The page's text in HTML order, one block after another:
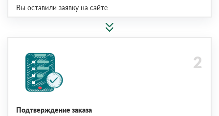
Вы оставили заявку на сайте
Подтверждение заказа